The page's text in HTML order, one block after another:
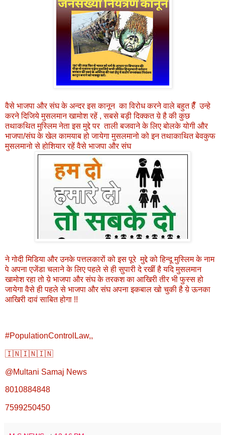
वैसे भाजपा और संघ के अन्दर इस कानून का विरोध करने वाले बहुत हैँ उन्हे
करने दिजिये मुसलमान खामोश रहें , सबसे बड़ी दिक्कत य़े है की कुछ
तथाकथित मुस्लिम नेता इस मुद्दे पर ताली बजवाने के लिए बोलके योगी और
भाजपा/संघ के खेल कामयाब हो जायेगा मुसलमानो को इन तथाकाथित बेवकुफ
मुसलमानो से होशियार रहें वैसे भाजपा और संघ
ने गोदी मिडिया और उनके पत्तलकारों को इस पूरे मुद्दे को हिन्दू मुस्लिम के नाम
पे अपना एजेंडा चलाने के लिए पहले से ही सुपारी दे रखीं है यदि मुसलमान
खामोश रहा तो य़े भाजपा और संघ के तरकश का आखिरी तीर भी फुस्स हो
जायेगा वैसे ही पहले से भाजपा और संघ अपना इकबाल खो चुकी है य़े ऊनका
आखिरी दावं साबित होगा !!
#PopulationControlLaw,,
🇮🇳🇮🇳🇮🇳
@Multani Samaj News
8010884848
7599250450